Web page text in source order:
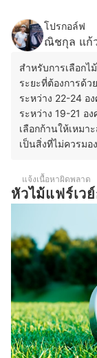
โปรกอล์ฟ
ณิชกุล แก้
สำหรับการเลือก
ระยะที่ต้องการด้ว
ระหว่าง 22-24 อ
ระหว่าง 19-21 อ
เลือกก้านให้เหม
เป็นสิ่งที่ไม่ควรมอ
แจ้งเนื้อหาผิดพลาด
หัวไม้แฟร์เว